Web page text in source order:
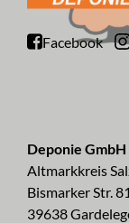
Facebook
Deponie GmbH
Altmarkkreis
Bismarker Str. 81
39638